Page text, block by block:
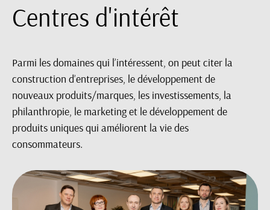
Centres d'intérêt
Parmi les domaines qui l’intéressent, on peut citer la
construction d’entreprises, le développement de
nouveaux produits/marques, les investissements, la
philanthropie, le marketing et le développement de
produits uniques qui améliorent la vie des
consommateurs.